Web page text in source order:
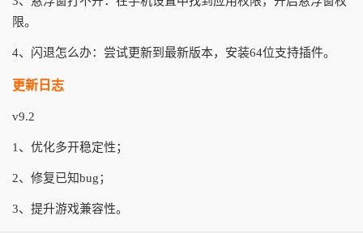
限。
4、闪退怎么办：尝试更新到最新版本，安装64位支持插件。
更新日志
v9.2
1、优化多开稳定性；
2、修复已知bug；
3、提升游戏兼容性。